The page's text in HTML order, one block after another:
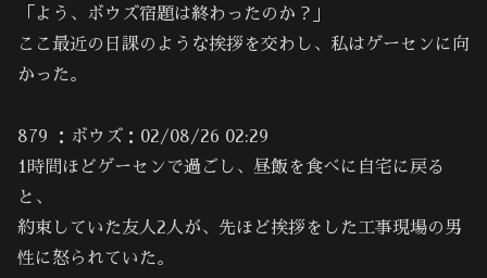
「よう、ボウズ宿題は終わったのか？」
ここ最近の日課のような挨拶を交わし、私はゲーセンに向
かった。
879 ：ボウズ：02/08/26 02:29
1時間ほどゲーセンで過ごし、昼飯を食べに自宅に戻る
と、
約束していた友人2人が、先ほど挨拶をした工事現場の男
性に怒られていた。